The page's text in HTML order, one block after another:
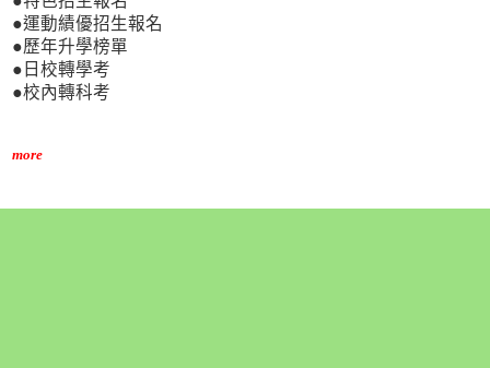
●運動績優招生報名
●歷年升學榜單
●日校轉學考
●校內轉科考
more